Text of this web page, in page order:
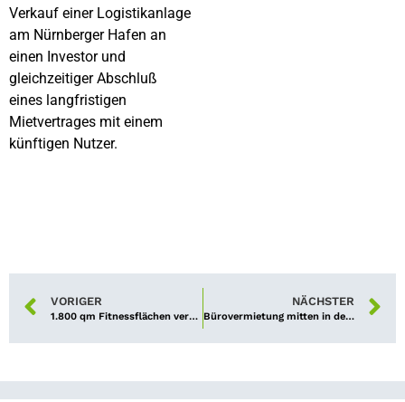
Verkauf einer Logistikanlage
am Nürnberger Hafen an
einen Investor und
gleichzeitiger Abschluß
eines langfristigen
Mietvertrages mit einem
künftigen Nutzer.
VORIGER
1.800 qm Fitnessflächen vermietet
NÄCHSTER
Bürovermietung mitten in der Stadt